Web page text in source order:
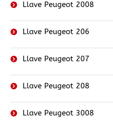
Llave Peugeot 2008
Llave Peugeot 206
Llave Peugeot 207
Llave Peugeot 208
Llave Peugeot 3008